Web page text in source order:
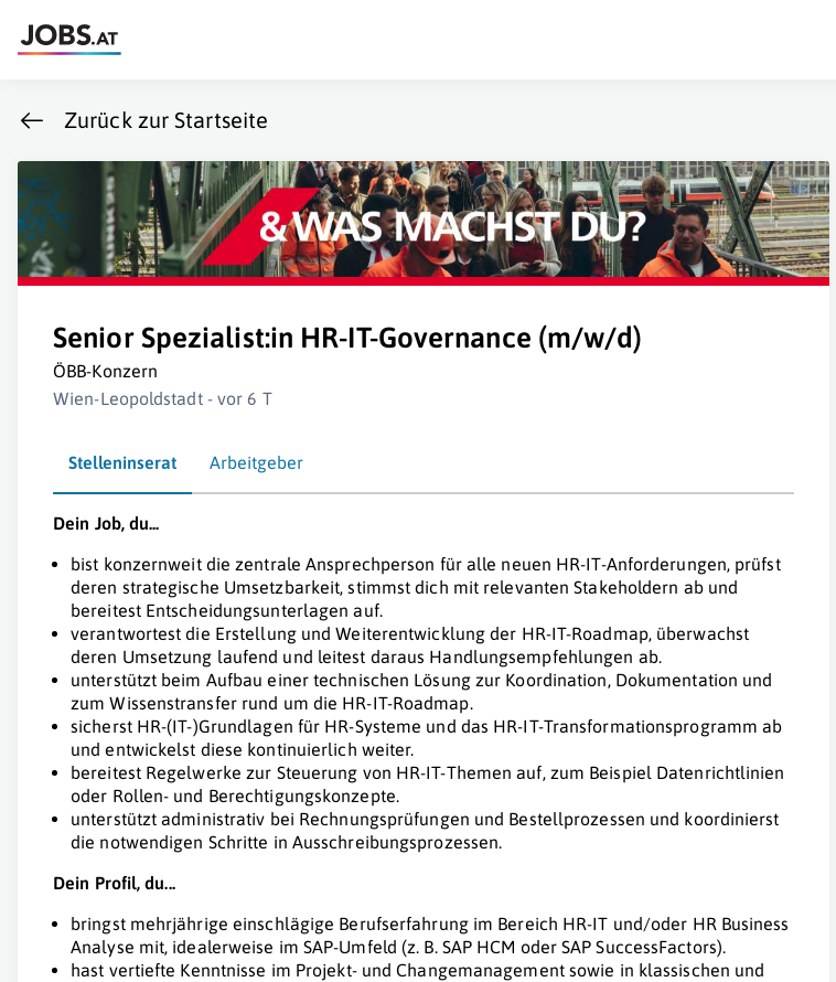
Zurück zur Startseite
Senior Spezialist:in HR-IT-Governance (m/w/d)
ÖBB-Konzern
Wien-Leopoldstadt - vor 6 T
Stelleninserat Arbeitgeber
Dein Job, du...
bist konzernweit die zentrale Ansprechperson für alle neuen HR-IT-Anforderungen, prüfst
deren strategische Umsetzbarkeit, stimmst dich mit relevanten Stakeholdern ab und
bereitest Entscheidungsunterlagen auf.
verantwortest die Erstellung und Weiterentwicklung der HR-IT-Roadmap, überwachst
deren Umsetzung laufend und leitest daraus Handlungsempfehlungen ab.
unterstützt beim Aufbau einer technischen Lösung zur Koordination, Dokumentation und
zum Wissenstransfer rund um die HR-IT-Roadmap.
sicherst HR-(IT-)Grundlagen für HR-Systeme und das HR-IT-Transformationsprogramm ab
und entwickelst diese kontinuierlich weiter.
bereitest Regelwerke zur Steuerung von HR-IT-Themen auf, zum Beispiel Datenrichtlinien
oder Rollen- und Berechtigungskonzepte.
unterstützt administrativ bei Rechnungsprüfungen und Bestellprozessen und koordinierst
die notwendigen Schritte in Ausschreibungsprozessen.
Dein Profil, du...
bringst mehrjährige einschlägige Berufserfahrung im Bereich HR-IT und/oder HR Business
Analyse mit, idealerweise im SAP-Umfeld (z. B. SAP HCM oder SAP SuccessFactors).
hast vertiefte Kenntnisse im Projekt- und Changemanagement sowie in klassischen und